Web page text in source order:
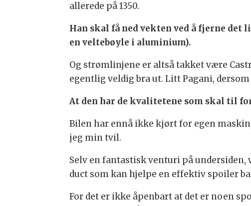
allerede på 1350.
Han skal få ned vekten ved å fjerne
en veltebøyle i aluminium).
Og strømlinjene er altså takket være
egentlig veldig bra ut. Litt Pagani,
At den har de kvalitetene som skal til
Bilen har ennå ikke kjørt for egen
jeg min tvil.
Selv en fantastisk venturi på
duct som kan hjelpe en effektiv spoiler
For det er ikke åpenbart at det er noen